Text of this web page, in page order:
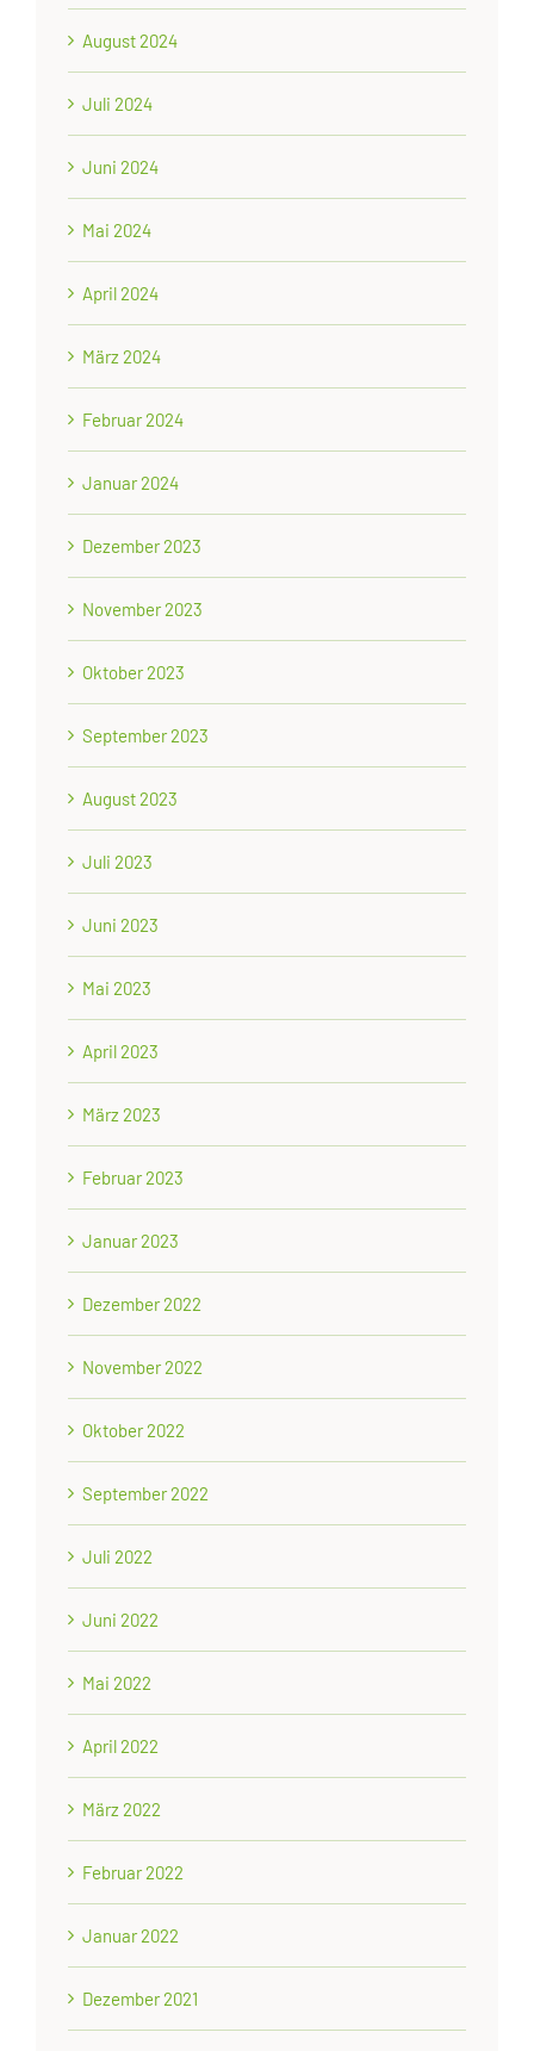
August 2024
Juli 2024
Juni 2024
Mai 2024
April 2024
März 2024
Februar 2024
Januar 2024
Dezember 2023
November 2023
Oktober 2023
September 2023
August 2023
Juli 2023
Juni 2023
Mai 2023
April 2023
März 2023
Februar 2023
Januar 2023
Dezember 2022
November 2022
Oktober 2022
September 2022
Juli 2022
Juni 2022
Mai 2022
April 2022
März 2022
Februar 2022
Januar 2022
Dezember 2021